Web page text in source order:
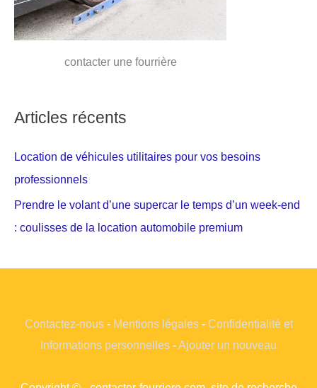
contacter une fourrière
Articles récents
Location de véhicules utilitaires pour vos besoins
professionnels
Prendre le volant d’une supercar le temps d’un week-end
: coulisses de la location automobile premium
Contactez-nous- Mentions légales- Confidentialité et
Informations personnelles -Ajouter un nouveau